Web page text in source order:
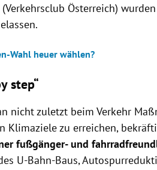
Österreich)
Wahl heuer wählen?
step“
nicht zuletzt beim Verkehr
Klimaziele zu erreichen,
fußgänger- und
U-Bahn-Baus,